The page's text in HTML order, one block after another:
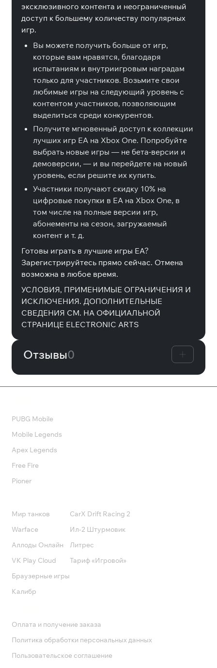
эксклюзивного контента и неограниченный
доступ к большему количеству популярных
игр.
Вы можете получить больше от игр,
которые вам нравятся, благодаря
испытаниям и внутриигровым наградам
только для участников. Возьмите свои
любимые игры на следующий уровень с
контентом участников, позволяющим
выделиться среди конкурентов.
Получите мгновенный доступ к коллекции
лучших игр EA на Xbox One. Попробуйте
выбрать новые игры — не бета-версии и
демоверсии, — и вы перейдете на новый
уровень, если решите их купить.
Участники получают скидку 10% на
цифровые покупки в EA на Xbox One, в
том числе на полные версии игр,
абонементы на сезон, загружаемый
контент и т. д.
Готовы играть в лучшие игры EA?
Зарегистрируйтесь прямо сейчас. Отмена
возможна в любое время.
УСЛОВИЯ, ПРИМЕНИМЫЕ ОГРАНИЧЕНИЯ И
ИСКЛЮЧЕНИЯ. ДОПОЛНИТЕЛЬНЫЕ
СВЕДЕНИЯ СМ. НА ОФИЦИАЛЬНОЙ
СТРАНИЦЕ ELECTRONIC ARTS
Отзывы0
PUBG Mobile
Mobile Legends
Apex Legends
Free Fire
Pioner
Мир танков
Warface
Аллоды Онлайн
VK Play Cloud
Браузерные игры
Калибр
CarX Drift Racing 2
Ил-2 Штурмовик
Литрес
Тариф «Игровой»
Оплата и получение заказа
Политика обработки персональных данных
Пользовательское соглашение